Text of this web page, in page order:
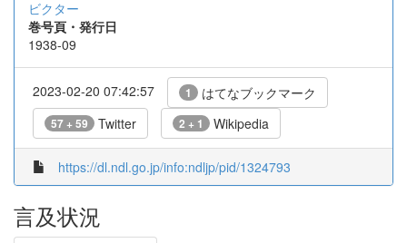
ビクター
巻号頁・発行日
1938-09
2023-02-20 07:42:57 1 はてなブックマーク
57 + 59 Twitter 2 + 1 Wikipedia
https://dl.ndl.go.jp/info:ndljp/pid/1324793
言及状況